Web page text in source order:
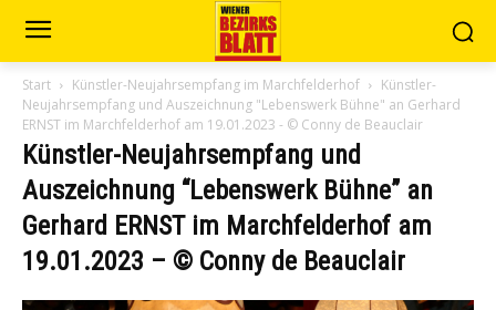
Start Künstler-Neujahrsempfang im Marchfelderhof
Künstler-
Neujahrsempfang und Auszeichnung "Lebenswerk Bühne" an Gerhard
ERNST im Marchfelderhof am 19.01.2023 - © Conny de Beauclair
Künstler-Neujahrsempfang und
Auszeichnung “Lebenswerk Bühne” an
Gerhard ERNST im Marchfelderhof am
19.01.2023 – © Conny de Beauclair